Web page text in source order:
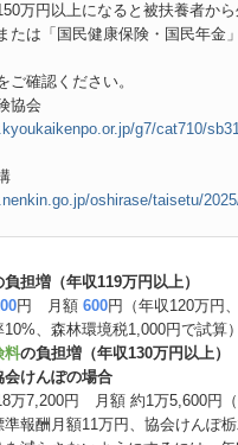
万円以上になると被扶養者か
たは「国民健康保険・国民年金
ご確認ください。
協会
g7/cat710/
oshirase/taisetu/
負担増（年収119万円以上）
円 月額 600円（年収120万円
、森林環境税1,000円で試算）
料の負担増（年収130万円以上）
会けんぽの場合
万7,200円 月額 約1万5,600円（
報酬月額11万円、協会けんぽ栃